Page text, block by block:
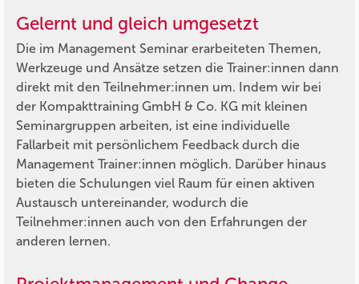
Gelernt und gleich umgesetzt
Die im Management Seminar erarbeiteten Themen,
Werkzeuge und Ansätze setzen die Trainer:innen dann
direkt mit den Teilnehmer:innen um. Indem wir bei
der Kompakttraining GmbH & Co. KG mit kleinen
Seminargruppen arbeiten, ist eine individuelle
Fallarbeit mit persönlichem Feedback durch die
Management Trainer:innen möglich. Darüber hinaus
bieten die Schulungen viel Raum für einen aktiven
Austausch untereinander, wodurch die
Teilnehmer:innen auch von den Erfahrungen der
anderen lernen.